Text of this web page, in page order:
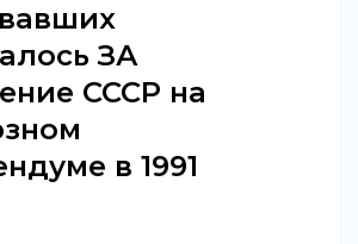
ЗА
СССР на
в 1991